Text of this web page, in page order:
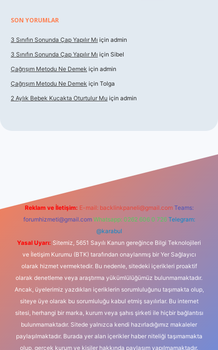
SON YORUMLAR
3 Sınıfın Sonunda Çap Yapılır Mı için admin
3 Sınıfın Sonunda Çap Yapılır Mı için Sibel
Çağrışım Metodu Ne Demek için admin
Çağrışım Metodu Ne Demek için Tolga
2 Aylık Bebek Kucakta Oturtulur Mu için admin
Reklam ve İletişim: E-mail: backlinkpaneli@gmail.com Teams:
forumhizmeti@gmail.com Whatsapp: 0262 606 0 726 Telegram:
@karabul
Yasal Uyarı: Sitemiz, 5651 Sayılı Kanun gereğince Bilgi Teknolojileri
ve İletişim Kurumu (BTK) tarafından onaylanmış bir Yer Sağlayıcı
olarak hizmet vermektedir. Bu nedenle, sitedeki içerikleri proaktif
olarak denetleme veya araştırma yükümlülüğümüz bulunmamaktadır.
Ancak, üyelerimiz yazdıkları içeriklerin sorumluluğunu taşımakta olup,
siteye üye olarak bu sorumluluğu kabul etmiş sayılırlar. Bu internet
sitesi, herhangi bir marka, kurum veya şahıs şirketi ile hiçbir bağlantısı
bulunmamaktadır. Sitede yalnızca kendi hazırladığımız makaleler
paylaşılmaktadır. Burada yer alan içerikler haber niteliği taşımamakta
olup, gerçek kurum ve kişiler hakkında paylaşım yapılmamaktadır.